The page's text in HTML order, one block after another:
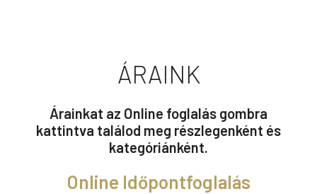
ÁRAINK
Árainkat az Online foglalás gombra
kattintva találod meg részlegenként és
kategóriánként.
Online Időpontfoglalás